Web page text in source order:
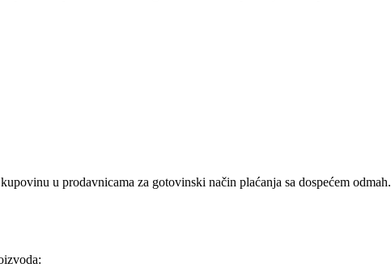
u prodavnicama za gotovinski način plaćanja sa dospećem odmah.